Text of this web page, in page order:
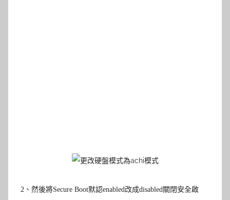
2 、然後將Secure Boot默認enabled改成disabled關閉安全啟